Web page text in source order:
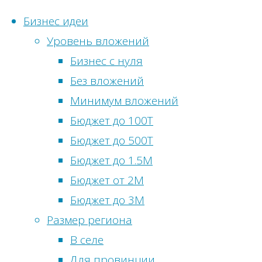
содержимому
Бизнес идеи
Уровень вложений
Бизнес с нуля
Без вложений
Минимум вложений
Бюджет до 100Т
Бюджет до 500Т
Бюджет до 1.5М
Бюджет от 2М
Бюджет до 3М
Размер региона
В селе
Главная
Бизнес
идеи
Бизнес
идея:
Каркасно-
щитовые
дома
Метки
Бизнес
идеи
без
вложений
Бизнес
идеи
в